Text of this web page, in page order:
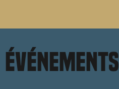
événements